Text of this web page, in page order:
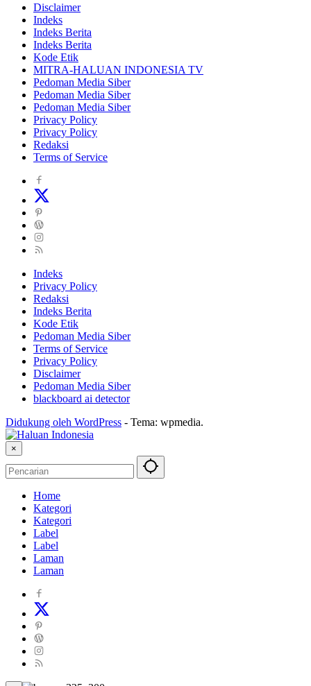
Disclaimer
Indeks
Indeks Berita
Indeks Berita
Kode Etik
MITRA-HALUAN INDONESIA TV
Pedoman Media Siber
Pedoman Media Siber
Pedoman Media Siber
Privacy Policy
Privacy Policy
Redaksi
Terms of Service
Indeks
Privacy Policy
Redaksi
Indeks Berita
Kode Etik
Pedoman Media Siber
Terms of Service
Privacy Policy
Disclaimer
Pedoman Media Siber
blackboard ai detector
Didukung oleh WordPress - Tema: wpmedia.
×
Home
Kategori
Kategori
Label
Label
Laman
Laman